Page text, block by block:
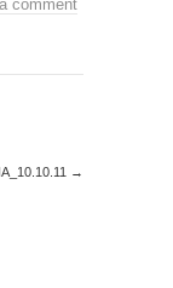
comment
→